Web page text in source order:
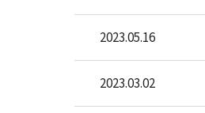
2023.05.16
2023.03.02